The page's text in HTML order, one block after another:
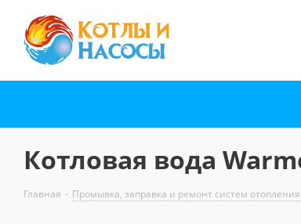
Котловая вода
Главная - Промывка, заправка и ремонт систем отопления